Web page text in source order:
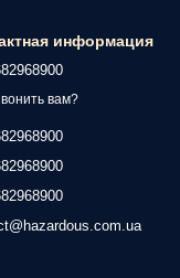
информация
вам?